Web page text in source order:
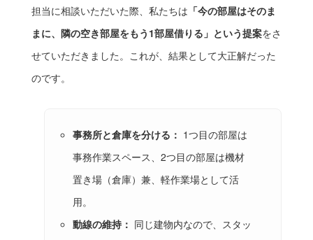
担当に相談いただいた際、私たちは 「今の部屋はそのま
まに、隣の空き部屋をもう1部屋借りる」という提案をさ
せていただきました。これが、結果として大正解だった
のです。
事務所と倉庫を分ける： 1つ目の部屋は
事務作業スペース、2つ目の部屋は機材
置き場（倉庫）兼、軽作業場として活
用。
動線の維持： 同じ建物内なので、スタッ